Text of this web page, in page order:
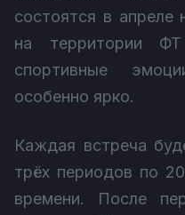
состоятся в апреле
на территории
спортивные
особенно ярко.
Каждая встреча
трёх периодов по
времени. После